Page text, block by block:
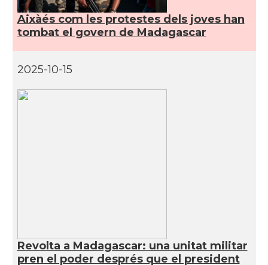
Aixàés com les protestes dels joves han
tombat el govern de Madagascar
2025-10-15
Revolta a Madagascar: una unitat militar
pren el poder després que el president